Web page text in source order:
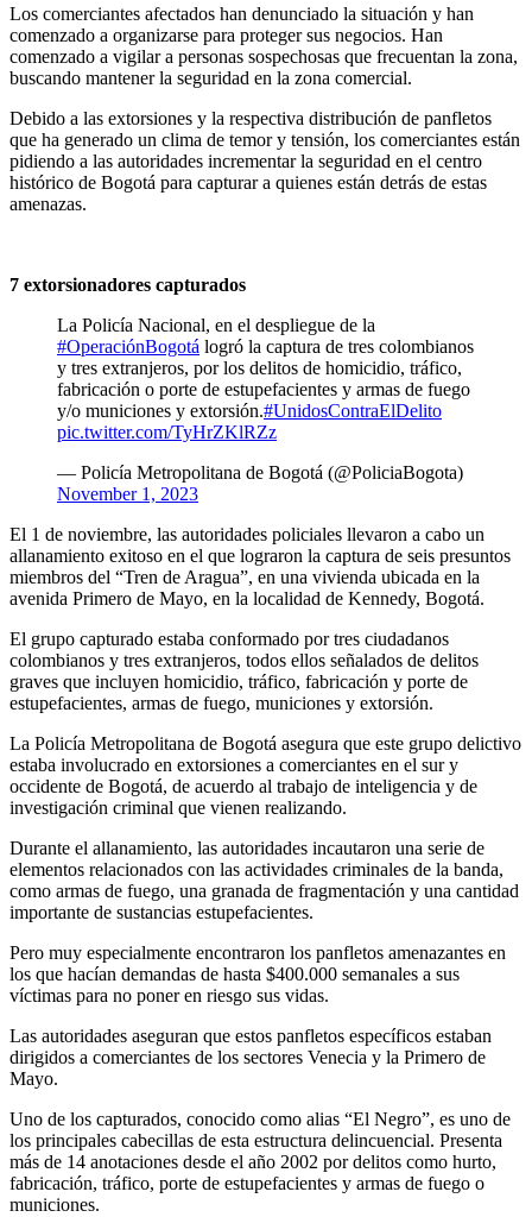
Los comerciantes afectados han denunciado la situación y han
comenzado a organizarse para proteger sus negocios. Han
comenzado a vigilar a personas sospechosas que frecuentan la zona,
buscando mantener la seguridad en la zona comercial.
Debido a las extorsiones y la respectiva distribución de panfletos
que ha generado un clima de temor y tensión, los comerciantes están
pidiendo a las autoridades incrementar la seguridad en el centro
histórico de Bogotá para capturar a quienes están detrás de estas
amenazas.
7 extorsionadores capturados
La Policía Nacional, en el despliegue de la
#OperaciónBogotá logró la captura de tres colombianos
y tres extranjeros, por los delitos de homicidio, tráfico,
fabricación o porte de estupefacientes y armas de fuego
y/o municiones y extorsión.#UnidosContraElDelito
pic.twitter.com/TyHrZKlRZz
— Policía Metropolitana de Bogotá (@PoliciaBogota)
November 1, 2023
El 1 de noviembre, las autoridades policiales llevaron a cabo un
allanamiento exitoso en el que lograron la captura de seis presuntos
miembros del “Tren de Aragua”, en una vivienda ubicada en la
avenida Primero de Mayo, en la localidad de Kennedy, Bogotá.
El grupo capturado estaba conformado por tres ciudadanos
colombianos y tres extranjeros, todos ellos señalados de delitos
graves que incluyen homicidio, tráfico, fabricación y porte de
estupefacientes, armas de fuego, municiones y extorsión.
La Policía Metropolitana de Bogotá asegura que este grupo delictivo
estaba involucrado en extorsiones a comerciantes en el sur y
occidente de Bogotá, de acuerdo al trabajo de inteligencia y de
investigación criminal que vienen realizando.
Durante el allanamiento, las autoridades incautaron una serie de
elementos relacionados con las actividades criminales de la banda,
como armas de fuego, una granada de fragmentación y una cantidad
importante de sustancias estupefacientes.
Pero muy especialmente encontraron los panfletos amenazantes en
los que hacían demandas de hasta $400.000 semanales a sus
víctimas para no poner en riesgo sus vidas.
Las autoridades aseguran que estos panfletos específicos estaban
dirigidos a comerciantes de los sectores Venecia y la Primero de
Mayo.
Uno de los capturados, conocido como alias “El Negro”, es uno de
los principales cabecillas de esta estructura delincuencial. Presenta
más de 14 anotaciones desde el año 2002 por delitos como hurto,
fabricación, tráfico, porte de estupefacientes y armas de fuego o
municiones.